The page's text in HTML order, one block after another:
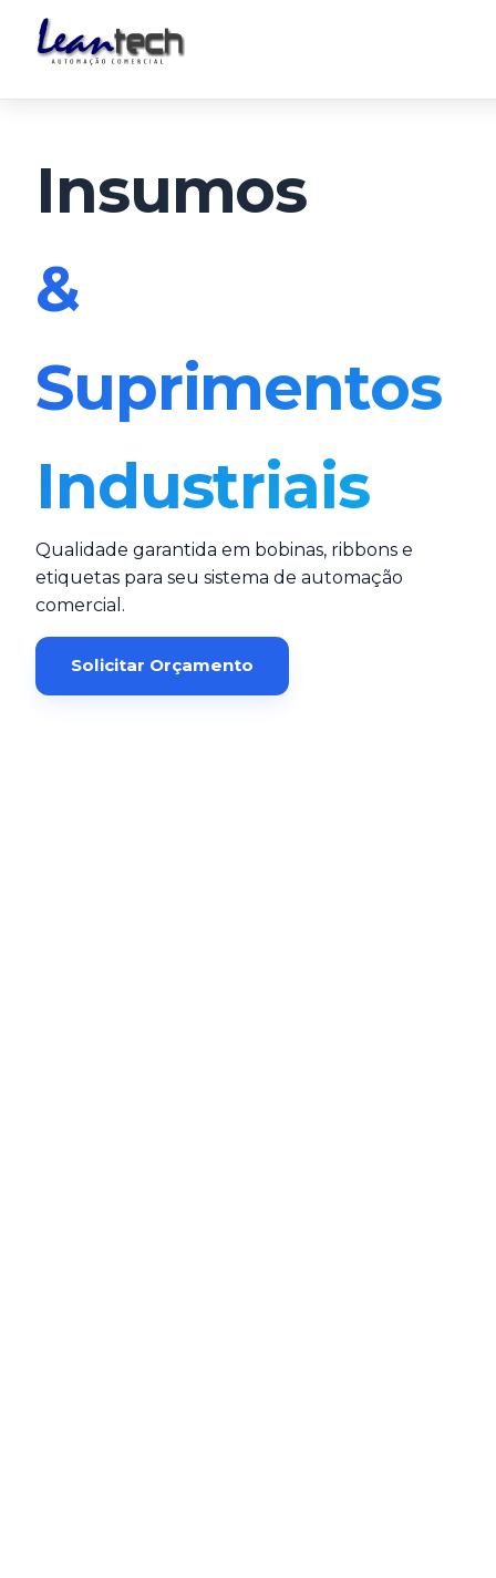
Insumos
&
Suprimentos
Industriais
Qualidade garantida em bobinas, ribbons e
etiquetas para seu sistema de automação
comercial.
Solicitar Orçamento